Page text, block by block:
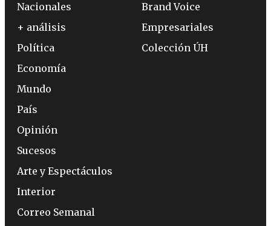
Nacionales
+ análisis
Política
Economía
Mundo
País
Opinión
Sucesos
Arte y Espectáculos
Interior
Correo Semanal
Brand Voice
Empresariales
Colección ÚH